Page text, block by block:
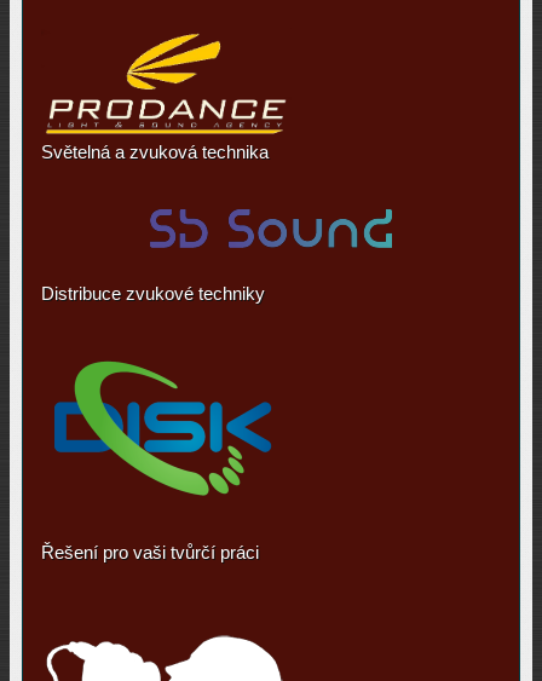
Světelná a zvuková technika
Distribuce zvukové techniky
Řešení pro vaši tvůrčí práci